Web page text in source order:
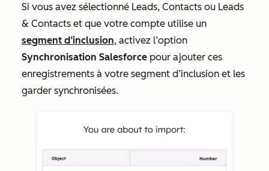
Si vous avez sélectionné Leads, Contacts ou Leads
& Contacts et que votre compte utilise un
segment d’inclusion, activez l’option
Synchronisation Salesforce pour ajouter ces
enregistrements à votre segment d’inclusion et les
garder synchronisées.